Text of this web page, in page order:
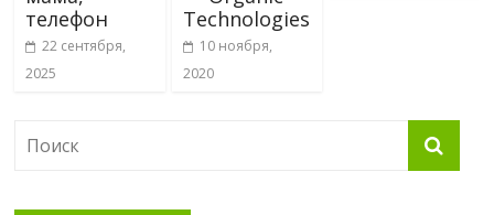
телефон
22 сентября,
2025
Technologies
10 ноября,
2020